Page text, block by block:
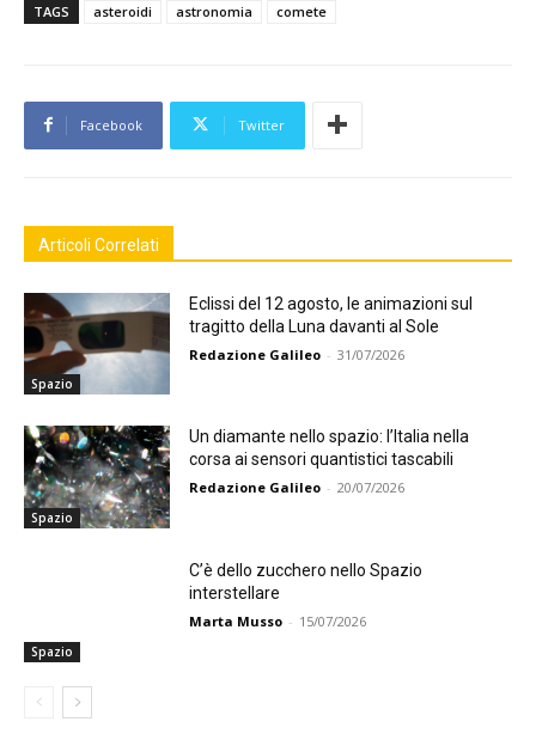
TAGS asteroidi astronomia comete
Facebook Twitter
Articoli Correlati
Spazio
Eclissi del 12 agosto, le animazioni sul
tragitto della Luna davanti al Sole
Redazione Galileo - 31/07/2026
Spazio
Un diamante nello spazio: l’Italia nella
corsa ai sensori quantistici tascabili
Redazione Galileo - 20/07/2026
Spazio
C’è dello zucchero nello Spazio
interstellare
Marta Musso - 15/07/2026